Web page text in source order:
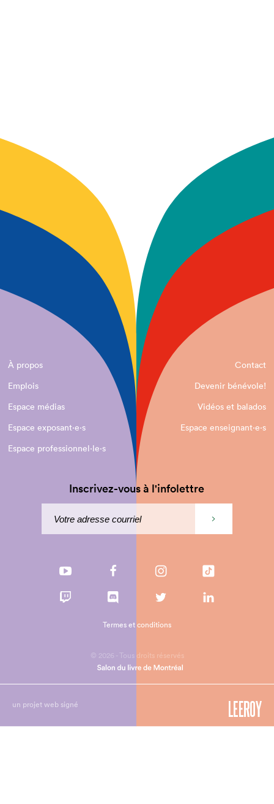
À propos
Contact
Emplois
Devenir bénévole!
Espace médias
Vidéos et balados
Espace exposant·e⋅s
Espace enseignant·e⋅s
Espace professionnel·le⋅s
Inscrivez-vous à l'infolettre
© 2026 - Tous droits réservés
Termes et conditions
un projet web signé